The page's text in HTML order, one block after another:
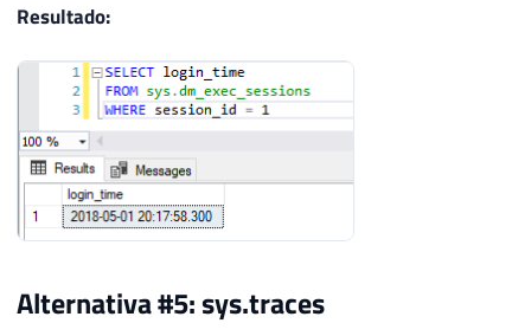
Resultado:
Alternativa #5: sys.traces